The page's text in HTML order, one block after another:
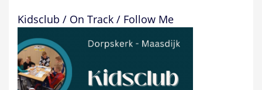
Kidsclub / On Track / Follow Me